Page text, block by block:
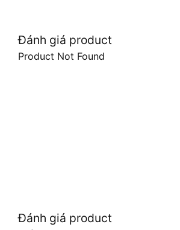
Đánh giá product
Product Not Found
Đánh giá product